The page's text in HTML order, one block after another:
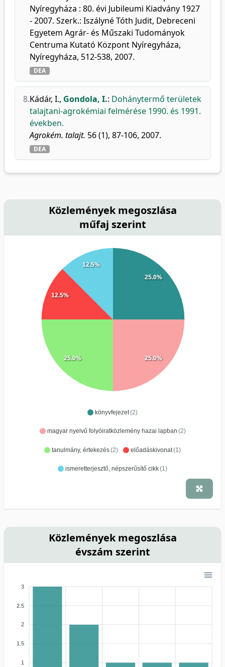
Nyíregyháza : 80. évi Jubileumi Kiadvány 1927
- 2007. Szerk.: Iszályné Tóth Judit, Debreceni
Egyetem Agrár- és Műszaki Tudományok
Centruma Kutató Központ Nyíregyháza,
Nyíregyháza, 512-538, 2007.
DEA
8.Kádár, I., Gondola, I.: Dohánytermő területek
talajtani-agrokémiai felmérése 1990. és 1991.
években.
Agrokém. talajt. 56 (1), 87-106, 2007.
DEA
Közlemények megoszlása
műfaj szerint
könyvfejezet(2)
magyar nyelvű folyóiratközlemény hazai lapban (2)
tanulmány, értekezés(2) előadáskivonat(1)
ismeretterjesztő, népszerűsítő cikk(1)
25.0%
25.0%
25.0%
12.5%
12.5%
Közlemények megoszlása
évszám szerint
3
2.5
2
1.5
1